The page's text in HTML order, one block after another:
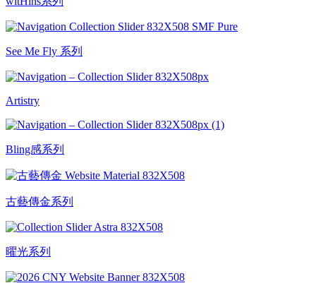
See Me Fly 系列
Artistry
Bling感系列
古藝傳金系列
曜光系列